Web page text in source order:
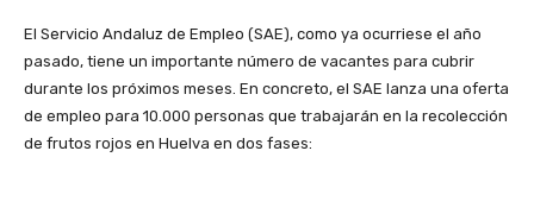
El Servicio Andaluz de Empleo (SAE), como ya ocurriese el año
pasado, tiene un importante número de vacantes para cubrir
durante los próximos meses. En concreto, el SAE lanza una oferta
de empleo para 10.000 personas que trabajarán en la recolección
de frutos rojos en Huelva en dos fases: